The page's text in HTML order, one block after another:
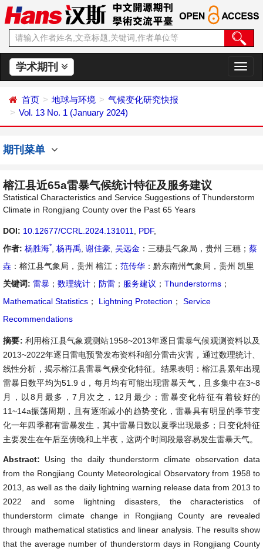
学术期刊
切
换
首页 地球与环境
气候变化研究快报
Vol. 13 No. 1 (January 2024)
期刊菜单
榕江县近65a雷暴气候统计特征及服务建议
Statistical Characteristics and Service Suggestions of Thunderstorm
Climate in Rongjiang County over the Past 65 Years
DOI: 10.12677/CCRL.2024.131011 PDF,
作者: 杨胜海* 杨再禹 谢佳豪 吴远金 ：三穗县气象局，贵州 三穗； 蔡
垚 ：榕江县气象局，贵州 榕江； 范传华 ：黔东南州气象局，贵州 凯里
关键词: 雷暴 ； 数理统计 ； 防雷 ； 服务建议 ； Thunderstorms ；
Mathematical Statistics ； Lightning Protection ；
Service
Recommendations
摘要: 利用榕江县气象观测站1958~2013年逐日雷暴气候观测资料以及
2013~2022年逐日雷电预警发布资料和部分雷击灾害，通过数理统计、
线性分析，揭示榕江县雷暴气候变化特征。结果表明：榕江县累年出现
雷暴日数平均为51.9 d，每月均有可能出现雷暴天气，且多集中在3~8
月，以8月最多，7月次之，12月最少；雷暴变化特征有着较好的
11~14a振荡周期，且有逐渐减小的趋势变化，雷暴具有明显的季节变
化一年四季都有雷暴发生，其中雷暴日数以夏季出现最多；日变化特征
主要发生在午后至傍晚和上半夜，这两个时间段最容易发生雷暴天气。
Abstract: Using the daily thunderstorm climate observation data
from the Rongjiang County Meteorological Observatory from 1958 to
2013, as well as the daily lightning warning release data from 2013 to
2022 and some lightning disasters, the characteristics of
thunderstorm climate change in Rongjiang County are revealed
through mathematical statistics and linear analysis. The results show
that the average number of thunderstorm days in Rongjiang County